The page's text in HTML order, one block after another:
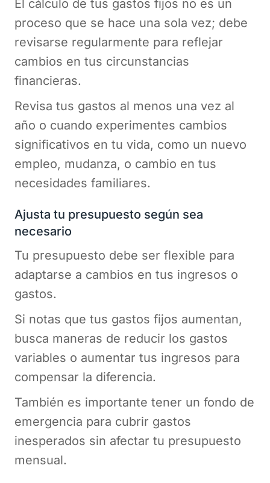
El cálculo de tus gastos fijos no es un
proceso que se hace una sola vez; debe
revisarse regularmente para reflejar
cambios en tus circunstancias
financieras.
Revisa tus gastos al menos una vez al
año o cuando experimentes cambios
significativos en tu vida, como un nuevo
empleo, mudanza, o cambio en tus
necesidades familiares.
Ajusta tu presupuesto según sea
necesario
Tu presupuesto debe ser flexible para
adaptarse a cambios en tus ingresos o
gastos.
Si notas que tus gastos fijos aumentan,
busca maneras de reducir los gastos
variables o aumentar tus ingresos para
compensar la diferencia.
También es importante tener un fondo de
emergencia para cubrir gastos
inesperados sin afectar tu presupuesto
mensual.